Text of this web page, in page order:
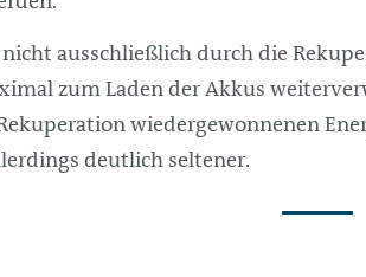
ausschließlich durch die
zum Laden der Akkus
wiedergewonnenen
deutlich seltener.